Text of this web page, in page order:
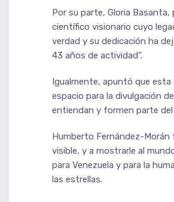
Por su parte, Gloria
científico visionario cuyo
verdad y su dedicación ha
43 años de actividad”.
Igualmente, apuntó que
espacio para la divulgación
entiendan y formen parte
Humberto Fernández-Morán
visible, y a mostrarle al
para Venezuela y para la
las estrellas.